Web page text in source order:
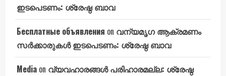
ഇടപെടണം: ശ്രേഷ്ഠ ബാവ
Бесплатные объявления on വന്യമൃഗ ആക്രമണം
സർക്കാരുകൾ ഇടപെടണം: ശ്രേഷ്ഠ ബാവ
Media on വ്യവഹാരങ്ങൾ പരിഹാരമല്ല: ശ്രേഷ്ഠ